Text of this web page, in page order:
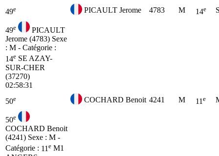
49e PICAULT Jerome 4783 M 14e
49e
PICAULT
Jerome (4783) Sexe
: M - Catégorie :
14e SE AZAY-
SUR-CHER
(37270)
02:58:31
50e COCHARD Benoit 4241 M 11 e
50e
COCHARD Benoit
(4241) Sexe : M -
Catégorie : 11 e M1